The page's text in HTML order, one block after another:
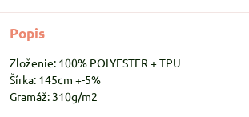
Popis
Zloženie: 100% POLYESTER + TPU
Šírka: 145cm +-5%
Gramáž: 310g/m2